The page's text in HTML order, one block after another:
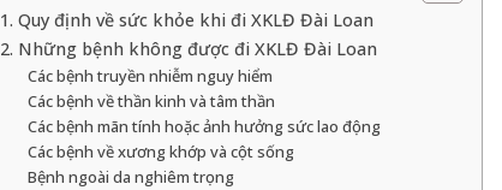
1. Quy định về sức khỏe khi đi XKLĐ Đài Loan
2. Những bệnh không được đi XKLĐ Đài Loan
Các bệnh truyền nhiễm nguy hiểm
Các bệnh về thần kinh và tâm thần
Các bệnh mãn tính hoặc ảnh hưởng sức lao động
Các bệnh về xương khớp và cột sống
Bệnh ngoài da nghiêm trọng